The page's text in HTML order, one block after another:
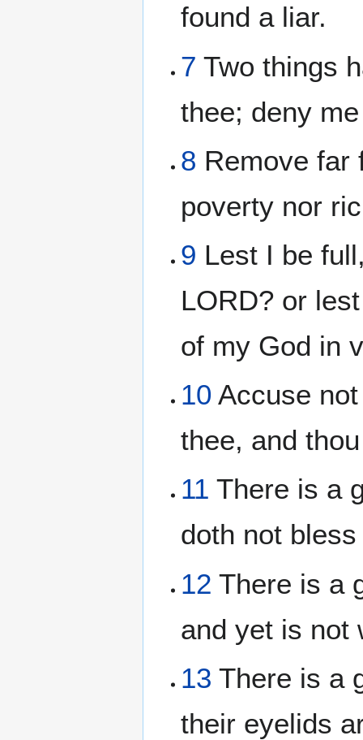
found a liar.
7 Two things
thee; deny
8 Remove far
poverty nor
9 Lest I be
LORD? or
of my God in
10 Accuse
thee, and
11 There is a
doth not
12 There is a
and yet is not
13 There is a
their eyelids